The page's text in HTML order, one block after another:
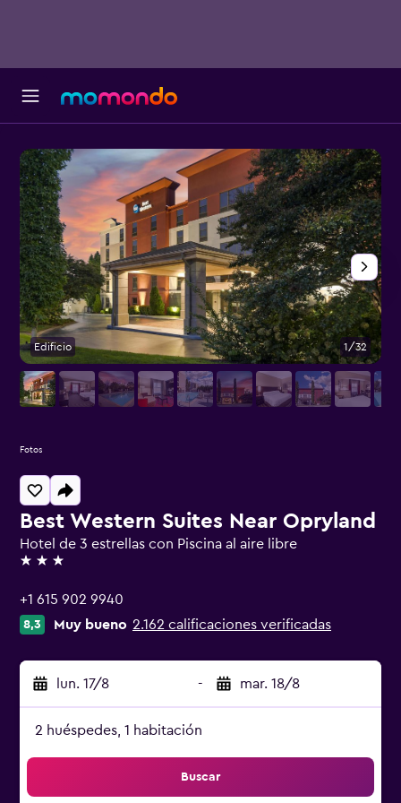
Best Western Suites Near Opryland
Hotel de 3 estrellas con Piscina al aire libre
3 estrellas
+1 615 902 9940
8,3 Muy bueno 2.162 calificaciones verificadas
lun. 17/8 - mar. 18/8
2 huéspedes, 1 habitación
Buscar
Edificio 1/32
Fotos